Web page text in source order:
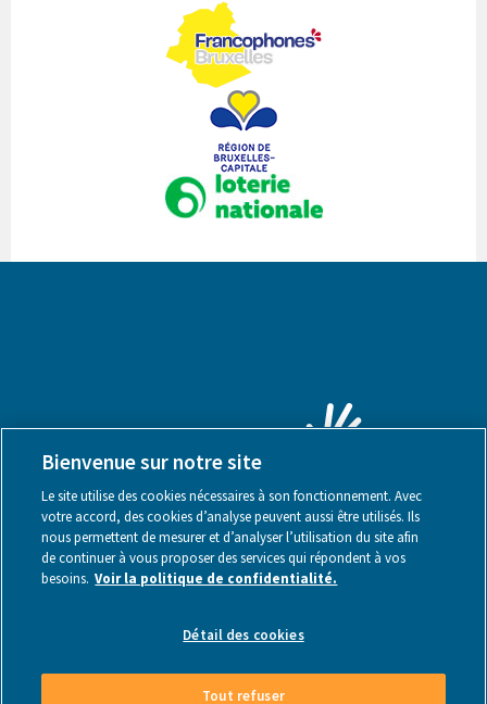
Bienvenue sur notre site
Le site utilise des cookies nécessaires à son fonctionnement. Avec
votre accord, des cookies d’analyse peuvent aussi être utilisés. Ils
nous permettent de mesurer et d’analyser l’utilisation du site afin
de continuer à vous proposer des services qui répondent à vos
besoins. Voir la politique de confidentialité.
Détail des cookies
Tout refuser